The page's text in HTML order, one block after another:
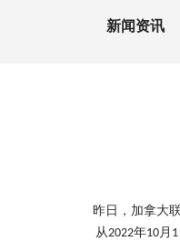
新闻资讯
昨日 ，加拿大
从2022年10月 1